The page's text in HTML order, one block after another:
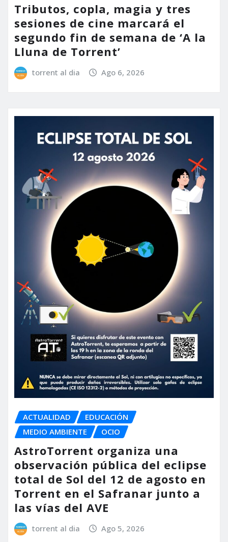
Tributos, copla, magia y tres
sesiones de cine marcará el
segundo fin de semana de ‘A la
Lluna de Torrent’
torrent al dia Ago 6, 2026
ACTUALIDAD
EDUCACIÓN
MEDIO AMBIENTE
OCIO
AstroTorrent organiza una
observación pública del eclipse
total de Sol del 12 de agosto en
Torrent en el Safranar junto a
las vías del AVE
torrent al dia Ago 5, 2026